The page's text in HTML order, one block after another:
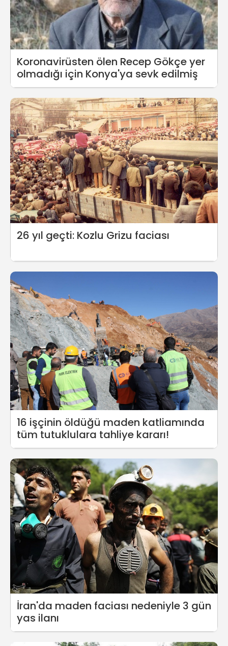
Koronavirüsten ölen Recep Gökçe yer
olmadığı için Konya'ya sevk edilmiş
26 yıl geçti: Kozlu Grizu faciası
16 işçinin öldüğü maden katliamında
tüm tutuklulara tahliye kararı!
İran'da maden faciası nedeniyle 3 gün
yas ilanı